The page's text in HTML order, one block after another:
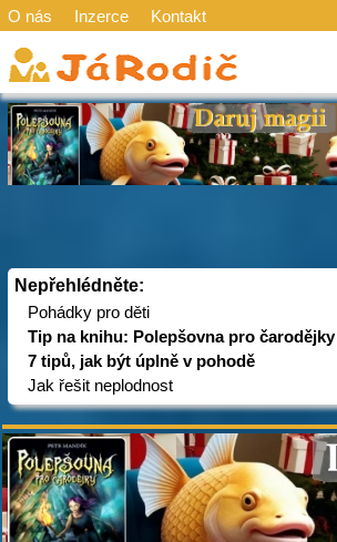
O nás Inzerce Kontakt
Nepřehlédněte:
Pohádky pro děti
Tip na knihu: Polepšovna pro čarodějky
7 tipů, jak být úplně v pohodě
Jak řešit neplodnost